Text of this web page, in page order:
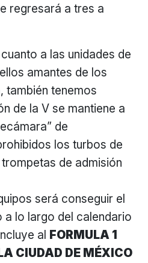
regresará a tres a
a las unidades de
amantes de los
también tenemos
de la V se mantiene a
de
los turbos de
de admisión
será conseguir el
lo largo del calendario
al FORMULA 1
CIUDAD DE MÉXICO